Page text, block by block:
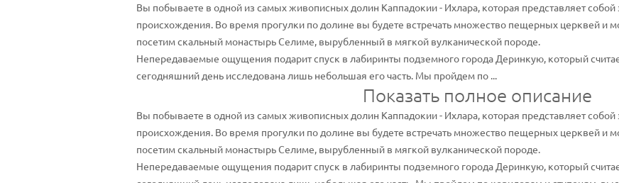
Вы побываете в одной из самых живописных долин Каппадокии - Ихлара, которая представляет
происхождения. Во время прогулки по долине вы будете встречать множество пещерных церквей
посетим скальный монастырь Селиме, вырубленный в мягкой вулканической породе.
Непередаваемые ощущения подарит спуск в лабиринты подземного города Деринкую, который
сегодняшний день исследована лишь небольшая его часть. Мы пройдем по ...
Показать полное описание
Вы побываете в одной из самых живописных долин Каппадокии - Ихлара, которая представляет
происхождения. Во время прогулки по долине вы будете встречать множество пещерных церквей
посетим скальный монастырь Селиме, вырубленный в мягкой вулканической породе.
Непередаваемые ощущения подарит спуск в лабиринты подземного города Деринкую, который